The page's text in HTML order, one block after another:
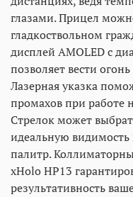
глазами. Прицел
гладкоствольном
дисплей AMOLED с
позволяет вести
Лазерная указка
промахов при работе
Стрелок может
идеальную
палитр.
xHolo HP13
результативность